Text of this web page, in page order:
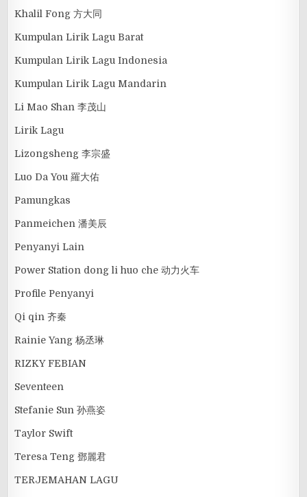
Khalil Fong 方大同
Kumpulan Lirik Lagu Barat
Kumpulan Lirik Lagu Indonesia
Kumpulan Lirik Lagu Mandarin
Li Mao Shan 李茂山
Lirik Lagu
Lizongsheng 李宗盛
Luo Da You 羅大佑
Pamungkas
Panmeichen 潘美辰
Penyanyi Lain
Power Station dong li huo che 动力火车
Profile Penyanyi
Qi qin 齐秦
Rainie Yang 杨丞琳
RIZKY FEBIAN
Seventeen
Stefanie Sun 孙燕姿
Taylor Swift
Teresa Teng 鄧麗君
TERJEMAHAN LAGU